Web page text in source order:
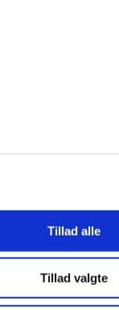
dem, eller som de
Tillad alle
Tillad valgte
